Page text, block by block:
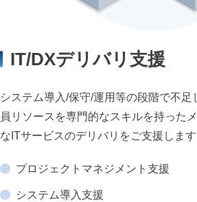
IT/DXデリバリ支援
システム導入/保守/運用等の段階で不
員リソースを専門的なスキルを持った
なITサービスのデリバリをご支援します
プロジェクトマネジメント支援
システム導入支援